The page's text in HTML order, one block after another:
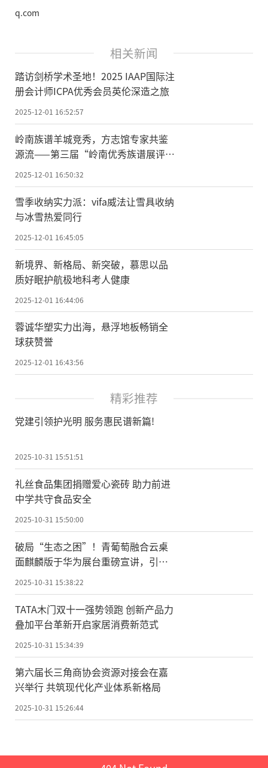
q.com
相关新闻
踏访剑桥学术圣地！2025 IAAP国际注
册会计师ICPA优秀会员英伦深造之旅
2025-12-01 16:52:57
岭南族谱羊城竞秀，方志馆专家共鉴
源流——第三届“岭南优秀族谱展评活
2025-12-01 16:50:32
雪季收纳实力派：vifa威法让雪具收纳
与冰雪热爱同行
2025-12-01 16:45:05
新境界、新格局、新突破，慕思以品
质好眠护航极地科考人健康
2025-12-01 16:44:06
蓉诚华塑实力出海，悬浮地板畅销全
球获赞誉
2025-12-01 16:43:56
精彩推荐
党建引领护光明 服务惠民谱新篇!
2025-10-31 15:51:51
礼丝食品集团捐赠爱心瓷砖 助力前进
中学共守食品安全
2025-10-31 15:50:00
破局“生态之困”！青葡萄融合云桌
面麒麟版于华为展台重磅宣讲，引领
国产化办公新纪元
2025-10-31 15:38:22
TATA木门双十一强势领跑 创新产品力
叠加平台革新开启家居消费新范式
2025-10-31 15:34:39
第六届长三角商协会资源对接会在嘉
兴举行 共筑现代化产业体系新格局
2025-10-31 15:26:44